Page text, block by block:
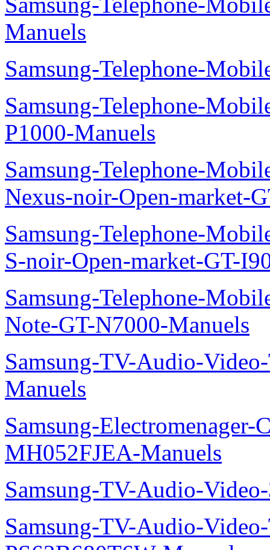
Manuels
Samsung-Telephone-
Samsung-Telephone-
P1000-Manuels
Samsung-Telephone-
Nexus-noir-Open-market-
Samsung-Telephone-
S-noir-Open-market-GT-
Samsung-Telephone-
Note-GT-N7000-Manuels
Samsung-TV-Audio-
Manuels
Samsung-Electromenager-
MH052FJEA-Manuels
Samsung-TV-Audio-
Samsung-TV-Audio-